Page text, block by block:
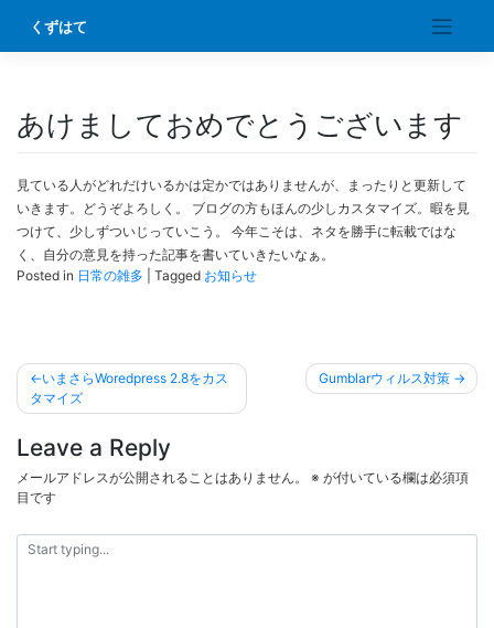
content
くずはて
あけましておめでとうございます
見ている人がどれだけいるかは定かではありませんが、まったりと更新して
いきます。どうぞよろしく。 ブログの方もほんの少しカスタマイズ。暇を見
つけて、少しずついじっていこう。 今年こそは、ネタを勝手に転載ではな
く、自分の意見を持った記事を書いていきたいなぁ。
Posted in 日常の雑多 Tagged お知らせ
投
稿
ナ
ビ
ゲ
ー
シ
いまさらWoredpress 2.8をカス
タマイズ
Gumblarウィルス対策
Leave a Reply
メールアドレスが公開されることはありません。 ※ が付いている欄は必須項
目です